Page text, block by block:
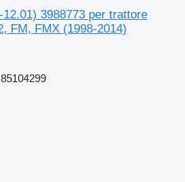
3988773 per trattore
FM, FMX (1998-2014)